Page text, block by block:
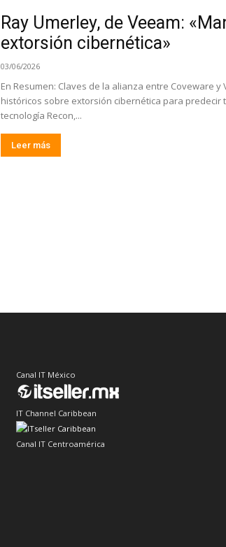
Ray Umerley, de Veeam:
extorsión cibernética»
03/06/2026
En Resumen: Claves de la alianza entre Coveware
históricos sobre extorsión cibernética para predecir
tecnología Recon,...
Leer más
Canal IT México
IT Channel Caribbean
Canal IT Centroamérica